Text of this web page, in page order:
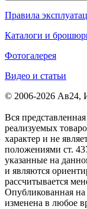
Правила
Каталоги и
Фотогалерея
Видео и статьи
© 2006-2026
Вся
реализуемых
характер и не
положениями ст.
указанные на
и являются
рассчитывается
Опубликованная
изменена в любое